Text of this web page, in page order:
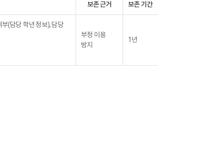
보존 근거 보존 기간
부(담당 학년 정보), 담당
부정 이용
방지
1년